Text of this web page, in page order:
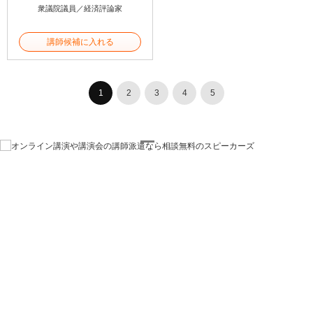
衆議院議員／経済評論家
講師候補に入れる
1 2 3 4 5